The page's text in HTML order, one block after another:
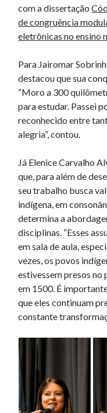
com a dissertação
de congruência
eletrônicas no ensino
Para Jairomar
destacou que sua
“Moro a 300
para estudar. Passei
reconhecido entre
alegria”, contou.
Já Elenice Carvalho
que, para além de
seu trabalho busca
indígena, em
determina a
disciplinas. “Esses
em sala de aula,
vezes, os povos
estivessem presos no
em 1500. É
que eles continuam
constante